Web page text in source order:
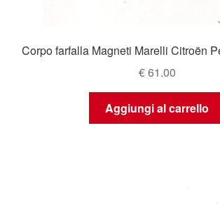
Corpo farfalla Magneti Marelli Citroën
€61.00
Aggiungi al carrello